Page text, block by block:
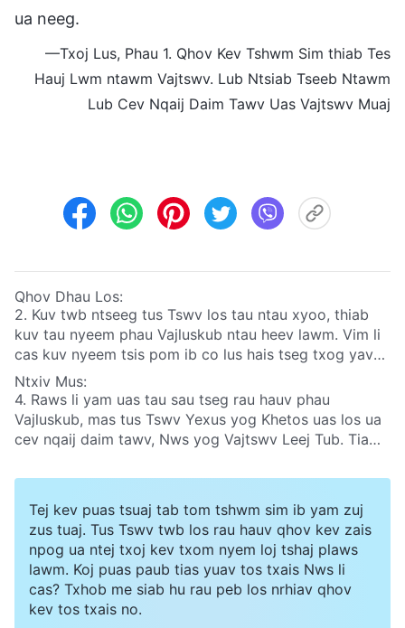
ua neeg.
—Txoj Lus, Phau 1. Qhov Kev Tshwm Sim thiab Tes
Hauj Lwm ntawm Vajtswv. Lub Ntsiab Tseeb Ntawm
Lub Cev Nqaij Daim Tawv Uas Vajtswv Muaj
Qhov Dhau Los:
2. Kuv twb ntseeg tus Tswv los tau ntau xyoo, thiab
kuv tau nyeem phau Vajluskub ntau heev lawm. Vim li
cas kuv nyeem tsis pom ib co lus hais tseg txog yav
tom ntej uas hais txog qhov tus Tswv los ua cev nqaij
daim tawv yam li Neeg Leej Tub thiab ua tes dej num
ntawm kev txiav txim nyob rau tiam kawg li? Koj ua
tim khawv hais tias tus Tswv Yexus twb tau rov qab
los nyob rau hauv lub cev nqaij daim tawv lawm, tias
kev txiav txim nyob rau tiam kawg. Puas muaj ib lub
hauv paus dab tsi txog qhov no nyob rau hauv phau
Vajluskub?
Ntxiv Mus:
4. Raws li yam uas tau sau tseg rau hauv phau
Vajluskub, mas tus Tswv Yexus yog Khetos uas los ua
cev nqaij daim tawv, Nws yog Vajtswv Leej Tub. Tiam
ua neeg ntawd yog Vajtswv qhov kev tshwm sim, Nws
yog Vajtswv Tus Kheej no, tus Tswv Yexus yuav thov
Nws Leej Txiv thaum Nws thov Vajtswv tau li cas? Tus
Khetos uas yug los ua neeg puas yog Vajtswv Leej Tub
los sis yog Vajtswv Tus Kheej?
Tej kev puas tsuaj tab tom tshwm sim ib yam zuj
zus tuaj. Tus Tswv twb los rau hauv qhov kev zais
npog ua ntej txoj kev txom nyem loj tshaj plaws
lawm. Koj puas paub tias yuav tos txais Nws li
cas? Txhob me siab hu rau peb los nrhiav qhov
kev tos txais no.